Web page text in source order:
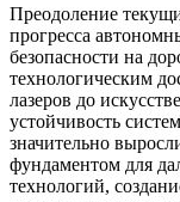
Преодоление
прогресса
безопасности на
технологическим
лазеров до
устойчивость
значительно
фундаментом для
технологий,